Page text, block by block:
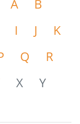
Ä
B
I J
K
Q
R
X
Y